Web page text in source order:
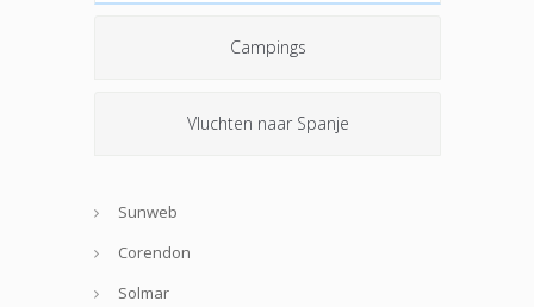
Campings
Vluchten naar Spanje
Sunweb
Corendon
Solmar